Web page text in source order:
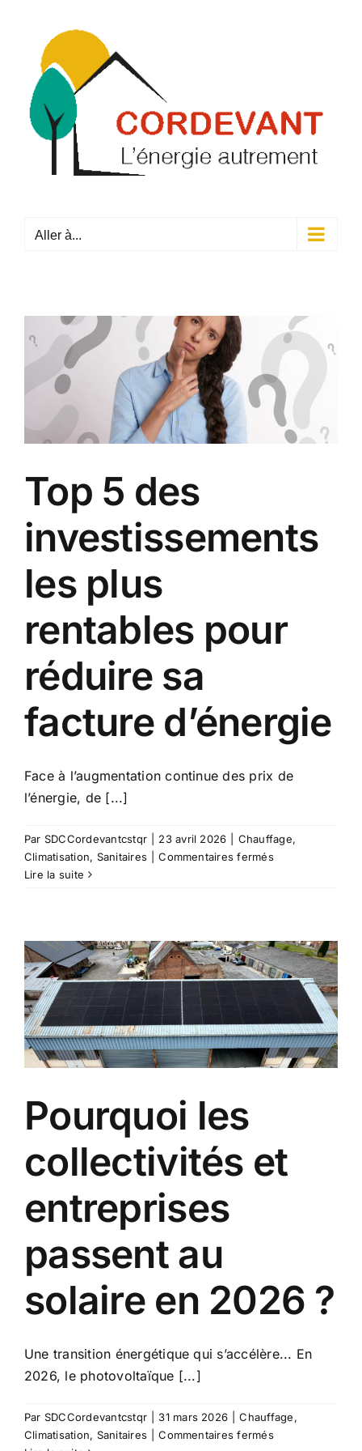
contenu
Aller à...
Top 5 des
investissements
les plus
rentables pour
réduire sa
facture d’énergie
Face à l’augmentation continue des prix de
l’énergie, de [...]
Par SDCCordevantcstqr 23 avril 2026 Chauffage,
Climatisation, Sanitaires Commentaires ferméssur
les
plus
rentables
réduire
sa
facture
d’énergie
Lire la suite
Pourquoi les
collectivités et
entreprises
passent au
solaire en 2026 ?
Une transition énergétique qui s’accélère... En
2026, le photovoltaïque [...]
Par SDCCordevantcstqr 31 mars 2026 Chauffage,
Climatisation, Sanitaires Commentaires ferméssur